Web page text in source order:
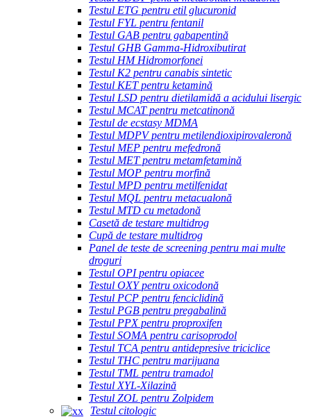
Testul ETG pentru etil glucuronid
Testul FYL pentru fentanil
Testul GAB pentru gabapentină
Testul GHB Gamma-Hidroxibutirat
Testul HM Hidromorfonei
Testul K2 pentru canabis sintetic
Testul KET pentru ketamină
Testul LSD pentru dietilamidă a acidului lisergic
Testul MCAT pentru metcatinonă
Testul de ecstasy MDMA
Testul MDPV pentru metilendioxipirovaleronă
Testul MEP pentru mefedronă
Testul MET pentru metamfetamină
Testul MOP pentru morfină
Testul MPD pentru metilfenidat
Testul MQL pentru metacualonă
Testul MTD cu metadonă
Casetă de testare multidrog
Cupă de testare multidrog
Panel de teste de screening pentru mai multe
droguri
Testul OPI pentru opiacee
Testul OXY pentru oxicodonă
Testul PCP pentru fenciclidină
Testul PGB pentru pregabalină
Testul PPX pentru proproxifen
Testul SOMA pentru carisoprodol
Testul TCA pentru antidepresive triciclice
Testul THC pentru marijuana
Testul TML pentru tramadol
Testul XYL-Xilazină
Testul ZOL pentru Zolpidem
Testul citologic